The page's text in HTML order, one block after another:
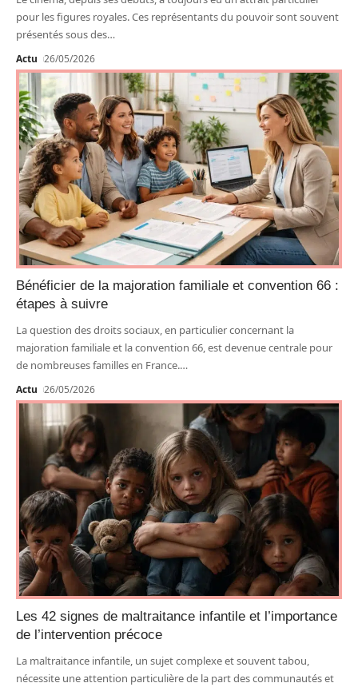
pour les figures royales. Ces représentants du pouvoir sont souvent
présentés sous des…
Actu 26/05/2026
Bénéficier de la majoration familiale et convention 66 :
étapes à suivre
La question des droits sociaux, en particulier concernant la
majoration familiale et la convention 66, est devenue centrale pour
de nombreuses familles en France.…
Actu 26/05/2026
Les 42 signes de maltraitance infantile et l’importance
de l’intervention précoce
La maltraitance infantile, un sujet complexe et souvent tabou,
nécessite une attention particulière de la part des communautés et